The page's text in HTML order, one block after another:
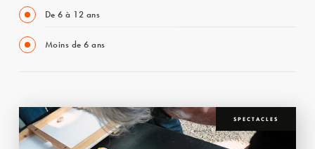
De 6 à 12 ans
Moins de 6 ans
SPECTACLES